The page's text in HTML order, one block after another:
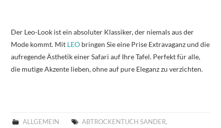
Der Leo-Look ist ein absoluter Klassiker, der niemals aus der
Mode kommt. Mit LEO bringen Sie eine Prise Extravaganz und die
aufregende Ästhetik einer Safari auf Ihre Tafel. Perfekt für alle,
die mutige Akzente lieben, ohne auf pure Eleganz zu verzichten.
ALLGEMEIN ABTROCKENTUCH SANDER,